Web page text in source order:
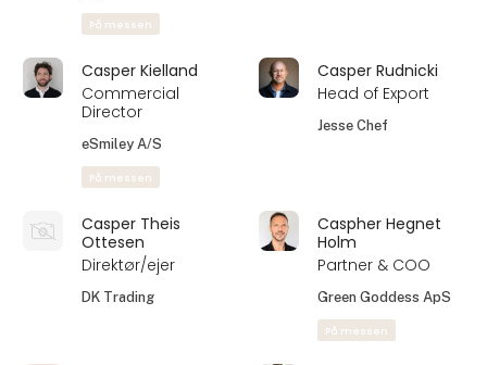
På messen
Casper Kielland
Commercial
Director
eSmiley A/S
På messen
Casper Rudnicki
Head of Export
Jesse Chef
Casper Theis
Ottesen
Direktør/ejer
DK Trading
Caspher Hegnet
Holm
Partner & COO
Green Goddess ApS
På messen